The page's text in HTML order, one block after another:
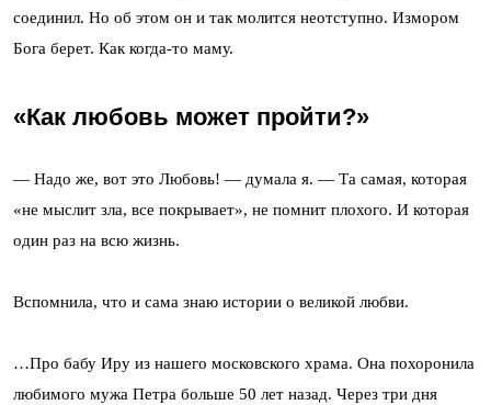
соединил. Но об этом он и так молится неотступно. Измором
Бога берет. Как когда-то маму.
«Как любовь может пройти?»
— Надо же, вот это Любовь! — думала я. — Та самая, которая
«не мыслит зла, все покрывает», не помнит плохого. И которая
один раз на всю жизнь.
Вспомнила, что и сама знаю истории о великой любви.
…Про бабу Иру из нашего московского храма. Она похоронила
любимого мужа Петра больше 50 лет назад. Через три дня